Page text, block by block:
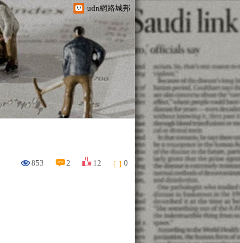
udn網路城邦
853 2 12 0